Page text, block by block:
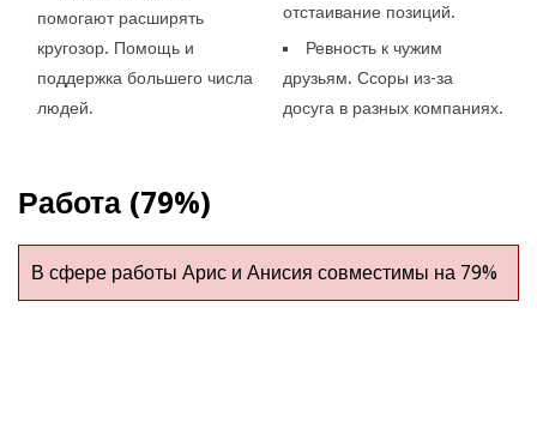
помогают расширять
кругозор. Помощь и
поддержка большего числа
людей.
отстаивание позиций.
Ревность к чужим
друзьям. Ссоры из-за
досуга в разных компаниях.
Работа (79%)
В сфере работы Арис и Анисия совместимы на 79%